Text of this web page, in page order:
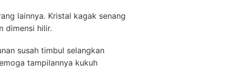
lainnya. Kristal kagak senang
dimensi hilir.
susah timbul selangkan
tampilannya kukuh